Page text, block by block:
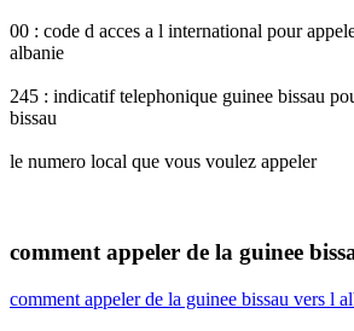
00 : code d acces a l international pour
albanie
245 : indicatif telephonique guinee bissau
bissau
le numero local que vous voulez appeler
comment appeler de la guinee
comment appeler de la guinee bissau vers l